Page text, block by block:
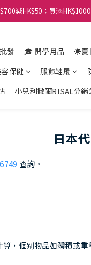
減HK$50；買滿
發 🎓 開學用品 ☀️夏
保健 服飾鞋履
小兒利撒爾RISAL分銷
日本
查詢。
，個别物品如體積或